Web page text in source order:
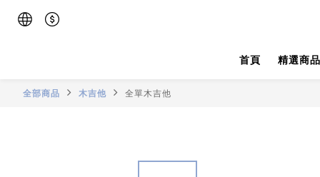
首頁 精選商品
全部商品 木吉他 全單木吉他